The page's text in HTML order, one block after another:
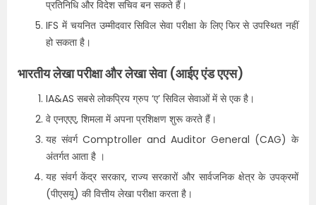
प्रतिनिधि और विदेश सचिव बन सकते हैं।
IFS में चयनित उम्मीदवार सिविल सेवा परीक्षा के लिए फिर से उपस्थित नहीं
हो सकता है।
भारतीय लेखा परीक्षा और लेखा सेवा (आईए एंड एएस)
IA&AS सबसे लोकप्रिय ग्रुप ‘ए’ सिविल सेवाओं में से एक है।
वे एनएएए, शिमला में अपना प्रशिक्षण शुरू करते हैं।
यह संवर्ग Comptroller and Auditor General (CAG) के
अंतर्गत आता है ।
यह संवर्ग केंद्र सरकार, राज्य सरकारों और सार्वजनिक क्षेत्र के उपक्रमों
(पीएसयू) की वित्तीय लेखा परीक्षा करता है।